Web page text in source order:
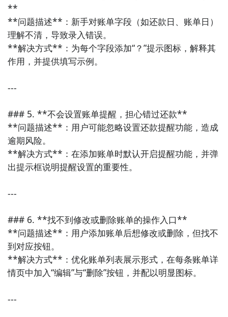
10. 《慧理财》
专注于稳健理财的平台，提供多种银行理财产品、定活
两便产品，界面清晰、操作简单，适合追求低风险理财
的用户。
户基础，可根据个人风险偏好和投资需求选择适合自己
**
**问题描述**：新手对账单字段（如还款日、账单日）
理解不清，导致录入错误。
**解决方式**：为每个字段添加“？”提示图标，解释其
作用，并提供填写示例。
---
### 5. **不会设置账单提醒，担心错过还款**
**问题描述**：用户可能忽略设置还款提醒功能，造成
逾期风险。
**解决方式**：在添加账单时默认开启提醒功能，并弹
出提示框说明提醒设置的重要性。
---
### 6. **找不到修改或删除账单的操作入口**
**问题描述**：用户添加账单后想修改或删除，但找不
到对应按钮。
**解决方式**：优化账单列表展示形式，在每条账单详
情页中加入“编辑”与“删除”按钮，并配以明显图标。
---